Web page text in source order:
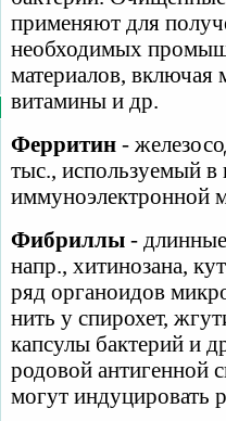
применяют для
необходимых
материалов, включая
витамины и др.
Ферритин -
тыс., используемый в
иммуноэлектронной
Фибриллы -
напр., хитинозана,
ряд органоидов
нить у спирохет,
капсулы бактерий и
родовой антигенной
могут индуцировать